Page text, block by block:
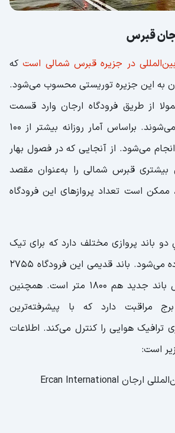
قبرس
بین‌المللی در جزیره قبرس شمالی است که
به این جزیره توریستی محسوب می‌شود.
از طریق فرودگاه ارجان وارد قسمت
می‌شوند. براساس آمار روزانه بیشتر از 100
انجام می‌شود. از آنجایی که در فصول بهار
بیشتری قبرس شمالی را به‌عنوان مقصد
ممکن است تعداد پروازهای این فرودگاه
باند پروازی مختلف دارد که برای تیک
آف و لندینگ استفاده می‌شود. باند قدیمی این فرودگاه 2755
متر طول دارد و طول باند جدید هم 1800 متر است. همچنین
مراقبت دارد که با پیشرفته‌ترین
ترافیک هوایی را کنترل می‌کند. اطلاعات
است:
فرودگاه بین‌المللی ارجان Ercan International